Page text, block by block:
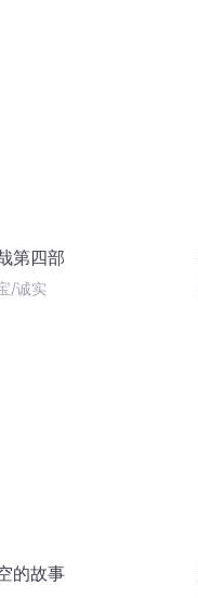
第四部
/诚实
的故事